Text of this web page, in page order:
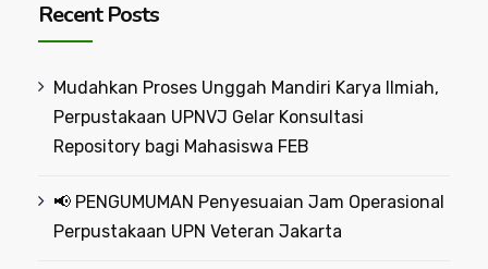
Recent Posts
Mudahkan Proses Unggah Mandiri Karya Ilmiah,
Perpustakaan UPNVJ Gelar Konsultasi
Repository bagi Mahasiswa FEB
📢 PENGUMUMAN Penyesuaian Jam Operasional
Perpustakaan UPN Veteran Jakarta